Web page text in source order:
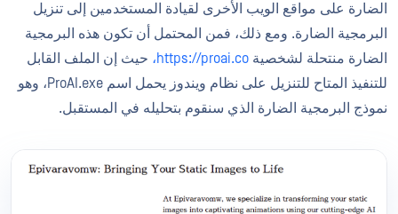
الضارة على مواقع الويب الأخرى لقيادة المستخدمين إلى تنزيل
البرمجية الضارة. ومع ذلك، فمن المحتمل أن تكون هذه البرمجية
الضارة منتحلة لشخصية https://proai.co،
حيث إن الملف القابل
للتنفيذ المتاح للتنزيل على نظام ويندوز يحمل اسم ProAI.exe، وهو
نموذج البرمجية الضارة الذي سنقوم بتحليله في المستقبل.